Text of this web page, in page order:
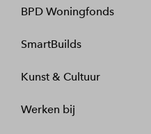
BPD Woningfonds
SmartBuilds
Kunst & Cultuur
Werken bij